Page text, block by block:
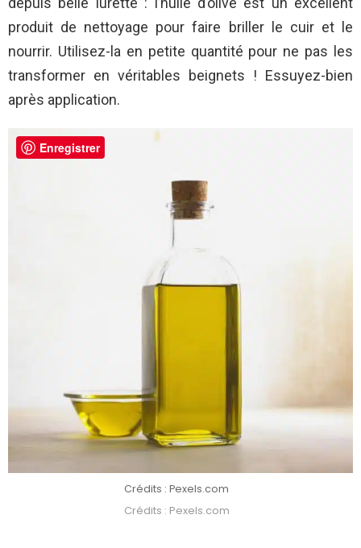
produit de nettoyage pour faire briller le cuir et le
nourrir. Utilisez-la en petite quantité pour ne pas les
transformer en véritables beignets ! Essuyez-bien
après application.
Crédits : Pexels.com
Crédits : Pexels.com
Enregistrer